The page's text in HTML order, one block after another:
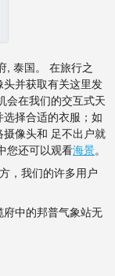
, 泰国。 在旅行之
并获取有关这里发
会在我们的交互式天
择合适的衣服；如
像头和 足不出户就
您还可以观看海景。
，我们的许多用户
中的邦普气象站无